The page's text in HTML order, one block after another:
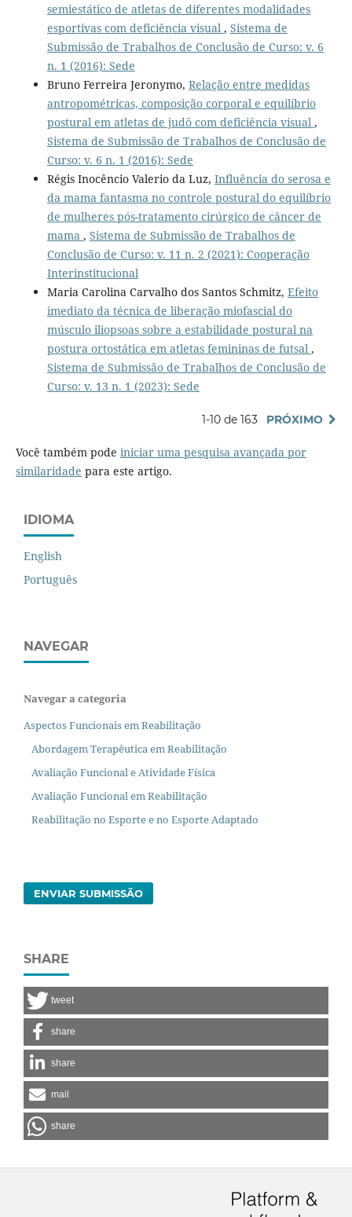
semiestático de atletas de diferentes modalidades
esportivas com deficiência visual , Sistema de
Submissão de Trabalhos de Conclusão de Curso: v. 6
n. 1 (2016): Sede
Bruno Ferreira Jeronymo, Relação entre medidas
antropométricas, composição corporal e equilíbrio
postural em atletas de judô com deficiência visual ,
Sistema de Submissão de Trabalhos de Conclusão de
Curso: v. 6 n. 1 (2016): Sede
Régis Inocêncio Valerio da Luz, Influência do serosa e
da mama fantasma no controle postural do equilíbrio
de mulheres pós-tratamento cirúrgico de câncer de
mama , Sistema de Submissão de Trabalhos de
Conclusão de Curso: v. 11 n. 2 (2021): Cooperação
Interinstitucional
Maria Carolina Carvalho dos Santos Schmitz, Efeito
imediato da técnica de liberação miofascial do
músculo iliopsoas sobre a estabilidade postural na
postura ortostática em atletas femininas de futsal ,
Sistema de Submissão de Trabalhos de Conclusão de
Curso: v. 13 n. 1 (2023): Sede
1-10 de 163 PRÓXIMO
Você também pode iniciar uma pesquisa avançada por
similaridade para este artigo.
IDIOMA
English
Português
NAVEGAR
Navegar a categoria
Aspectos Funcionais em Reabilitação
Abordagem Terapêutica em Reabilitação
Avaliação Funcional e Atividade Física
Avaliação Funcional em Reabilitação
Reabilitação no Esporte e no Esporte Adaptado
ENVIAR SUBMISSÃO
SHARE
tweet
share
share
mail
share